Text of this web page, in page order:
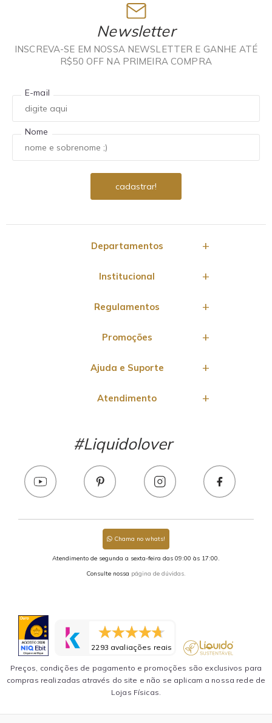
Newsletter
INSCREVA-SE EM NOSSA NEWSLETTER E GANHE ATÉ
R$50 OFF NA PRIMEIRA COMPRA
E-mail
Nome
Departamentos
Institucional
Regulamentos
Promoções
Ajuda e Suporte
Atendimento
#Liquidolover
Chama no whats!
Atendimento de segunda a sexta-feira das 09:00 às 17:00.
Consulte nossa página de dúvidas.
2293 avaliações reais
Preços, condições de pagamento e promoções são exclusivos para
compras realizadas através do site e não se aplicam a nossa rede de
Lojas Físicas.